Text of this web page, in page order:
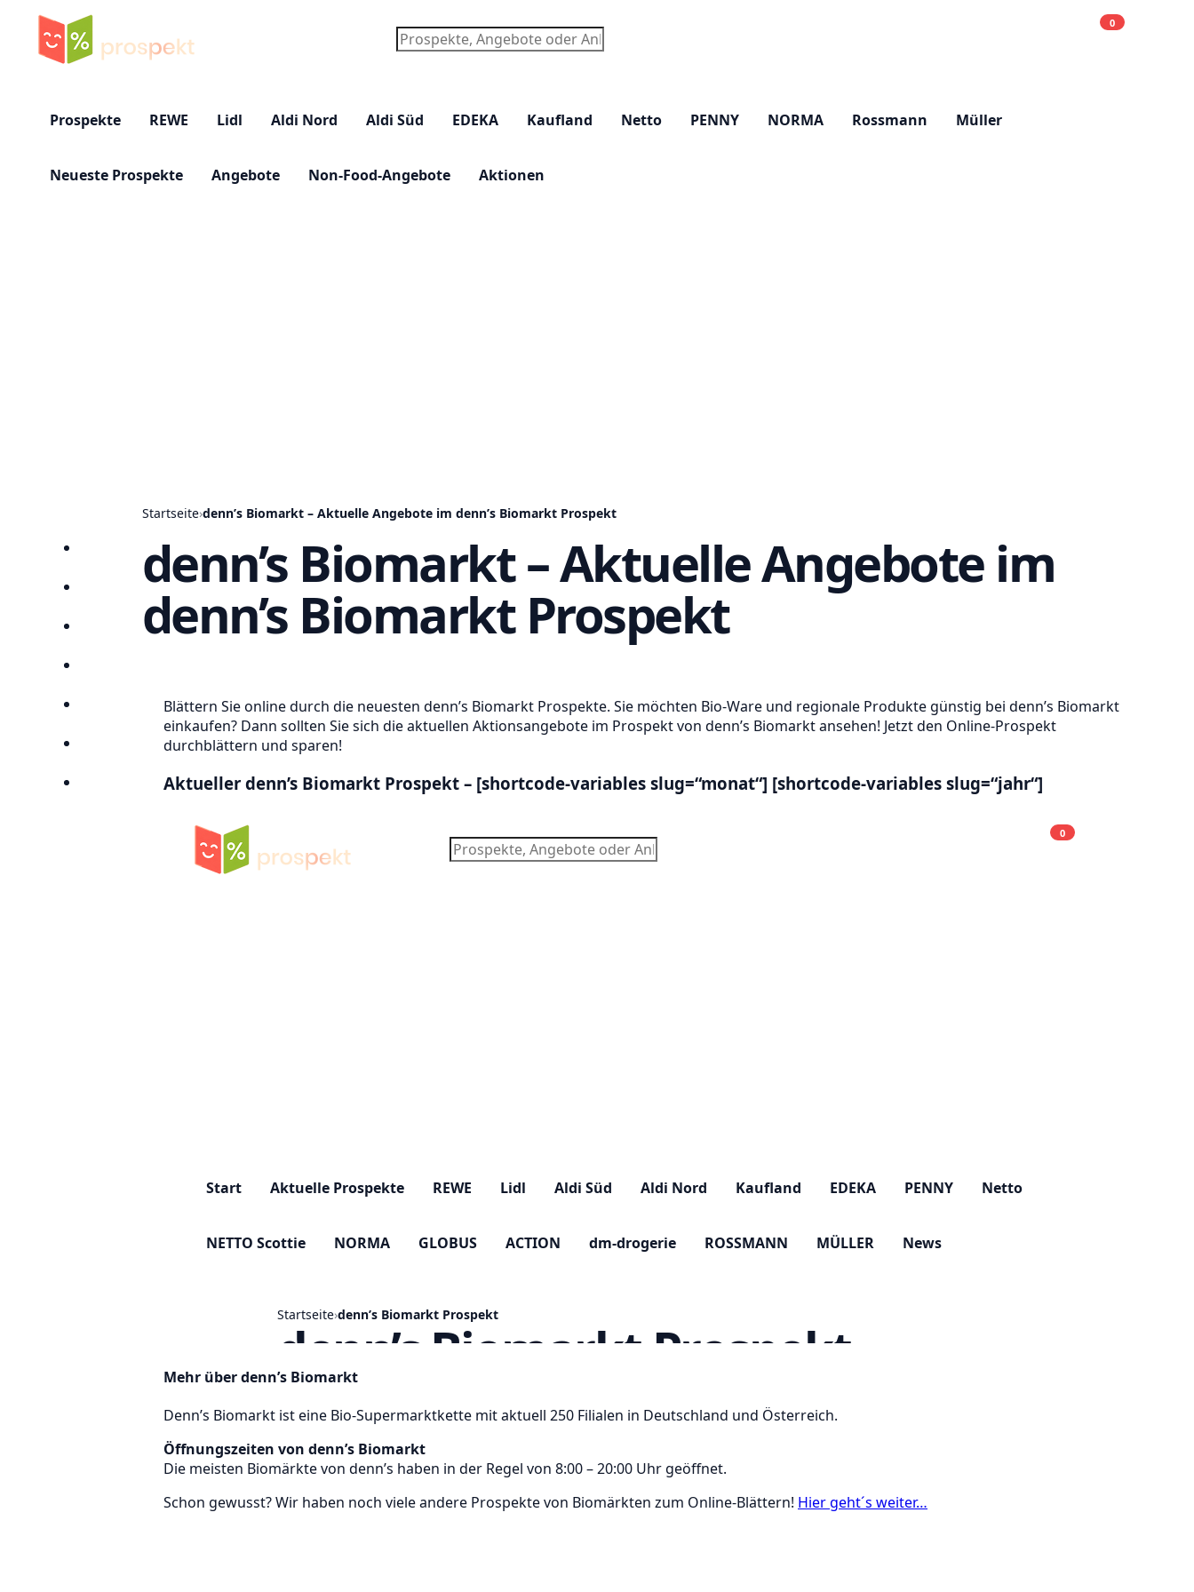
Suchen
0
Prospekte REWE Lidl Aldi Nord Aldi Süd EDEKA Kaufland Netto PENNY NORMA Rossmann Müller
Neueste Prospekte Angebote Non-Food-Angebote Aktionen
Startseite
Angebote
Lieblingsprospekte
Startseite›denn’s Biomarkt – Aktuelle Angebote im denn’s Biomarkt Prospekt
denn’s Biomarkt – Aktuelle Angebote im
denn’s Biomarkt Prospekt
Blättern Sie online durch die neuesten denn’s Biomarkt Prospekte. Sie möchten Bio-Ware und regionale Produkte günstig bei denn’s Biomarkt
einkaufen? Dann sollten Sie sich die aktuellen Aktionsangebote im Prospekt von denn’s Biomarkt ansehen! Jetzt den Online-Prospekt
durchblättern und sparen!
Aktueller denn’s Biomarkt Prospekt – [shortcode-variables slug=“monat“] [shortcode-variables slug=“jahr“]
Mehr über denn’s Biomarkt
Denn’s Biomarkt ist eine Bio-Supermarktkette mit aktuell 250 Filialen in Deutschland und Österreich.
Öffnungszeiten von denn’s Biomarkt
Die meisten Biomärkte von denn’s haben in der Regel von 8:00 – 20:00 Uhr geöffnet.
Schon gewusst? Wir haben noch viele andere Prospekte von Biomärkten zum Online-Blättern! Hier geht´s weiter…